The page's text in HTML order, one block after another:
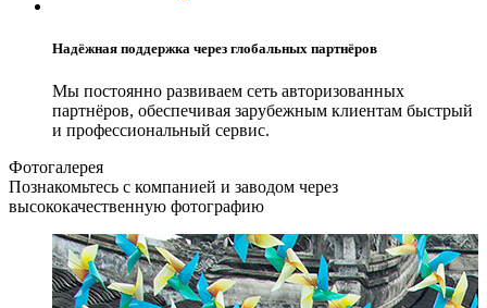
Надёжная поддержка через глобальных партнёров
Мы постоянно развиваем сеть авторизованных
партнёров, обеспечивая зарубежным клиентам быстрый
и профессиональный сервис.
Фотогалерея
Познакомьтесь с компанией и заводом через
высококачественную фотографию